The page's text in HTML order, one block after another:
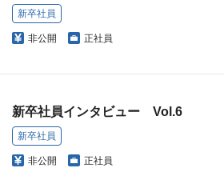
新卒社員
非公開 正社員
新卒社員インタビュー Vol.6
新卒社員
非公開 正社員